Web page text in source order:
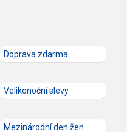
Doprava zdarma
Velikonoční slevy
Mezinárodní den žen